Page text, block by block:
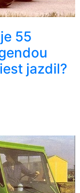
55
jazdil?